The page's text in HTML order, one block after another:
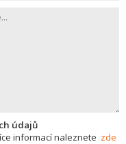
údajů
informací naleznete zde